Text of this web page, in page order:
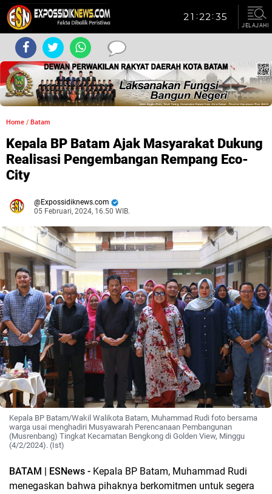
JELAJAHI
Home / Batam
Kepala BP Batam Ajak Masyarakat Dukung
Realisasi Pengembangan Rempang Eco-
City
Expossidiknews.com
05 Februari, 2024, 16.50 WIB.
Kepala BP Batam/Wakil Walikota Batam, Muhammad Rudi foto bersama
warga usai menghadiri Musyawarah Perencanaan Pembangunan
(Musrenbang) Tingkat Kecamatan Bengkong di Golden View, Minggu
(4/2/2024). (Ist)
BATAM | ESNews - Kepala BP Batam, Muhammad Rudi
menegaskan bahwa pihaknya berkomitmen untuk segera